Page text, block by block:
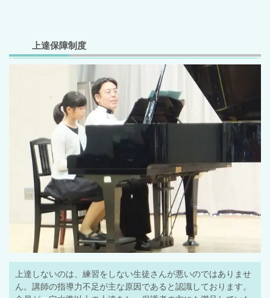
上達保障制度
上達しないのは、練習をしない生徒さんが悪いのではありませ
ん。講師の指導力不足が主な原因であると認識しております。